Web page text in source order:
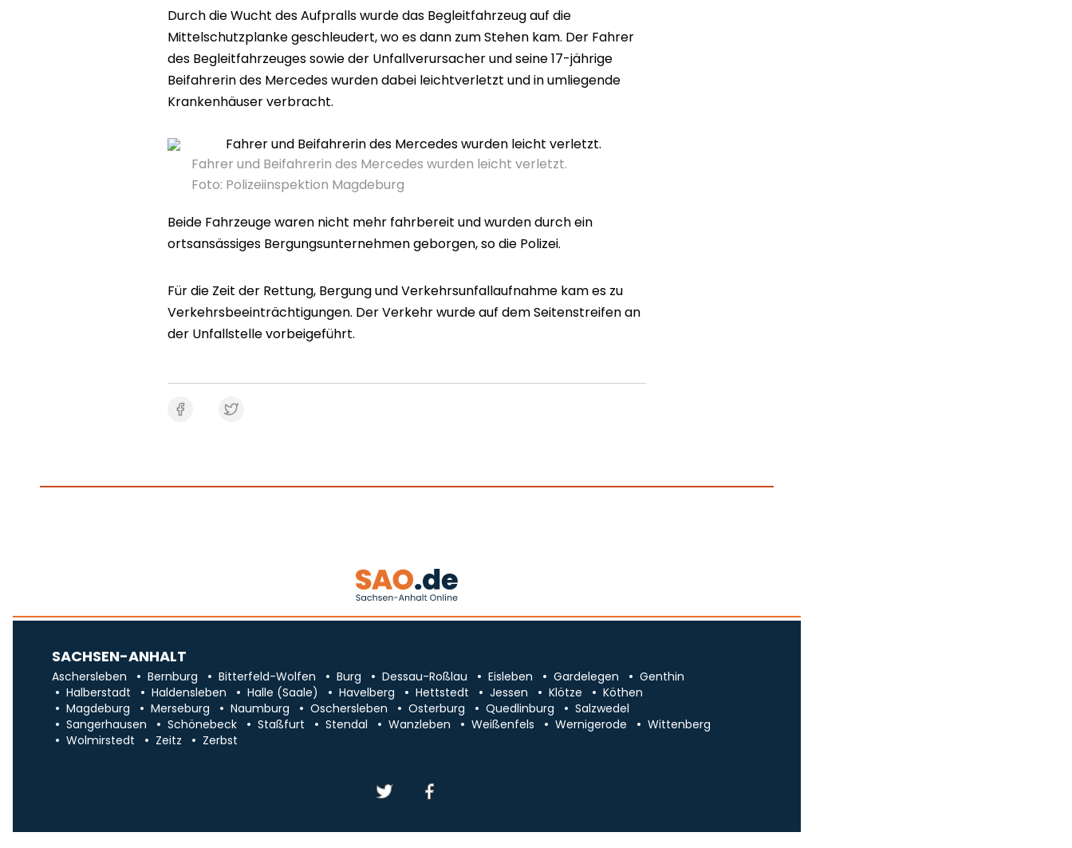
Durch die Wucht des Aufpralls wurde das Begleitfahrzeug auf die
Mittelschutzplanke geschleudert, wo es dann zum Stehen kam. Der Fahrer
des Begleitfahrzeuges sowie der Unfallverursacher und seine 17-jährige
Beifahrerin des Mercedes wurden dabei leichtverletzt und in umliegende
Krankenhäuser verbracht.
Fahrer und Beifahrerin des Mercedes wurden leicht verletzt.
Foto: Polizeiinspektion Magdeburg
Beide Fahrzeuge waren nicht mehr fahrbereit und wurden durch ein
ortsansässiges Bergungsunternehmen geborgen, so die Polizei.
Für die Zeit der Rettung, Bergung und Verkehrsunfallaufnahme kam es zu
Verkehrsbeeinträchtigungen. Der Verkehr wurde auf dem Seitenstreifen an
der Unfallstelle vorbeigeführt.
SACHSEN-ANHALT
Aschersleben Bernburg Bitterfeld-Wolfen Burg Dessau-Roßlau Eisleben Gardelegen
Genthin
Halberstadt
Haldensleben Halle (Saale) Havelberg Hettstedt Jessen Klötze
Köthen
Magdeburg
Merseburg Naumburg Oschersleben Osterburg Quedlinburg
Salzwedel
Sangerhausen
Schönebeck Staßfurt Stendal Wanzleben Weißenfels Wernigerode
Wittenberg
Wolmirstedt
Zeitz Zerbst